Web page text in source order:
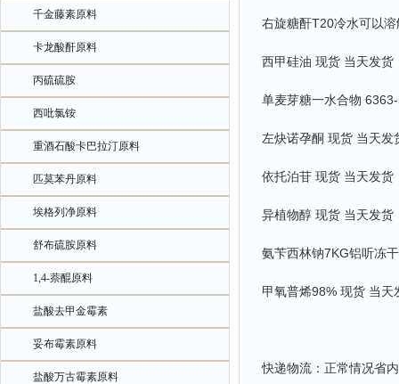
千金藤素原料
卡龙酸酐原料
丙硫硫胺
西吡氯铵
重酒石酸卡巴拉汀原料
匹莫苯丹原料
埃格列净原料
舒布硫胺原料
1,4-萘醌原料
盐酸去甲金霉素
妥布霉素原料
盐酸万古霉素原料
右旋糖酐T20冷水可以
西甲硅油 现货 当天发货
单麦芽糖一水合物
左炔诺孕酮 现货 当天发
依托泊苷 现货 当天发货
异植物醇 现货 当天发货
氨苄西林钠7KG铝听冻
甲氧普烯98% 现货 当天
快递物流：正常情况省